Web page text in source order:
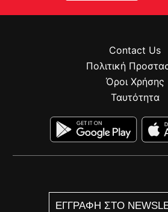
ΕΓΓΡΑΦΗ ΣΤΟ
Contact Us
Πολιτική
Όροι Χρήσης
Ταυτότητα